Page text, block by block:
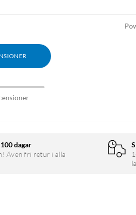
dagar
Även fri retur i alla